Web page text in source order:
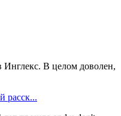
Инглекс. В целом доволен,
расск...